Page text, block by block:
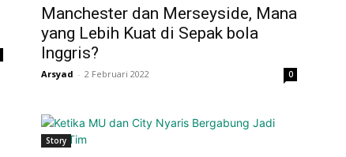
Manchester dan Merseyside, Mana
yang Lebih Kuat di Sepak bola
Inggris?
Arsyad - 2 Februari 2022 0
Story